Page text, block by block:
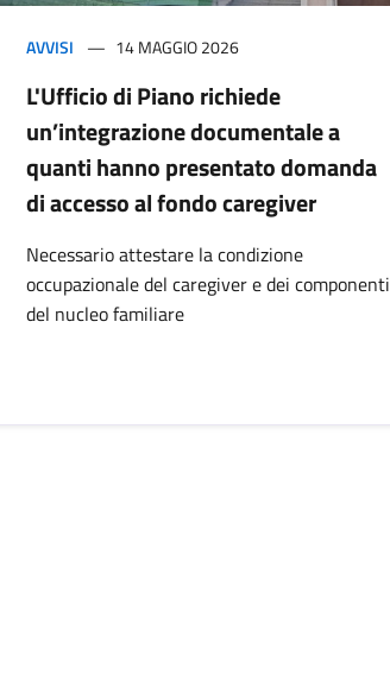
AVVISI 14 MAGGIO 2026
L'Ufficio di Piano richiede
un’integrazione documentale a
quanti hanno presentato domanda
di accesso al fondo caregiver
Necessario attestare la condizione
occupazionale del caregiver e dei componenti
del nucleo familiare